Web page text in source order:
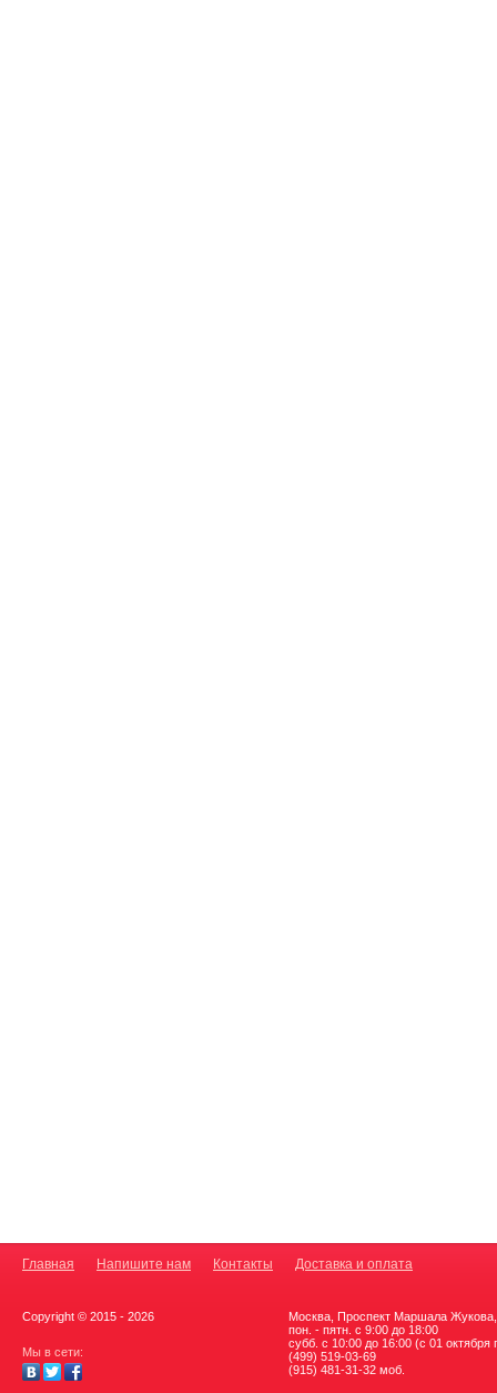
Главная Напишите нам Контакты Доставка и оплата
Copyright © 2015 - 2026
Мы в сети:
Москва, Проспект Маршала
пон. - пятн. с 9:00 до 18:00
субб. с 10:00 до 16:00 (с 01
(499) 519-03-69
(915) 481-31-32 моб.